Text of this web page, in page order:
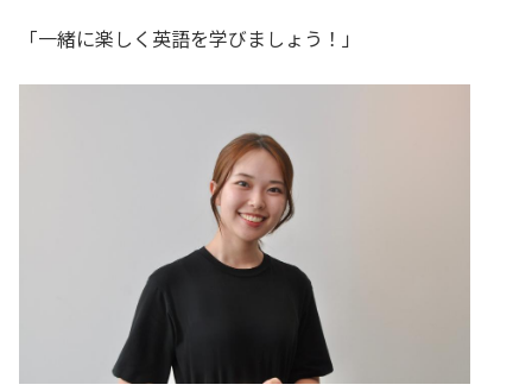
「一緒に楽しく英語を学びましょう！」